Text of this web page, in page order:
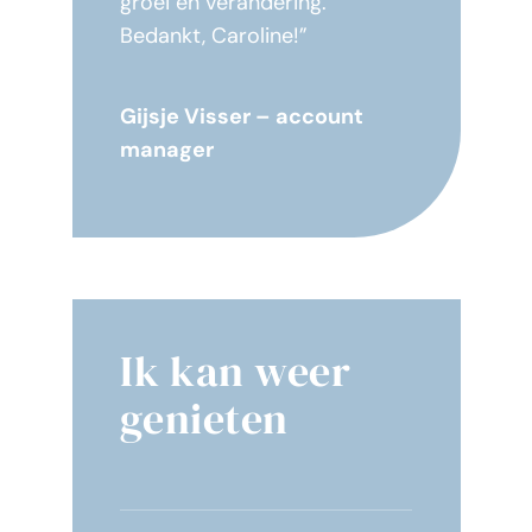
Bedankt, Caroline!”
Gijsje Visser – account
manager
Ik kan weer
genieten